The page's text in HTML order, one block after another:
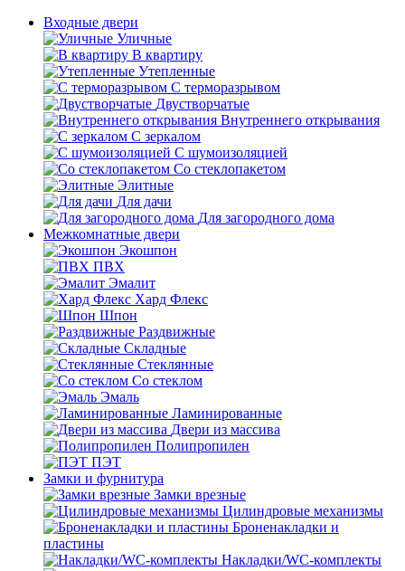
Входные двери
Уличные
В квартиру
Утепленные
С терморазрывом
Двустворчатые
Внутреннего открывания
С зеркалом
С шумоизоляцией
Со стеклопакетом
Элитные
Для дачи
Для загородного дома
Межкомнатные двери
Экошпон
ПВХ
Эмалит
Хард Флекс
Шпон
Раздвижные
Складные
Стеклянные
Со стеклом
Эмаль
Ламинированные
Двери из массива
Полипропилен
ПЭТ
Замки и фурнитура
Замки врезные
Цилиндровые механизмы
Броненакладки и
пластины
Накладки/WC-комплекты